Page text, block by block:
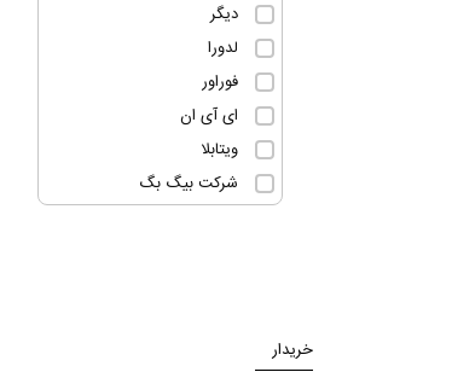
دیگر
لدورا
فوراور
ای آی ان
ویتابلا
شرکت بیگ بگ
خریدار